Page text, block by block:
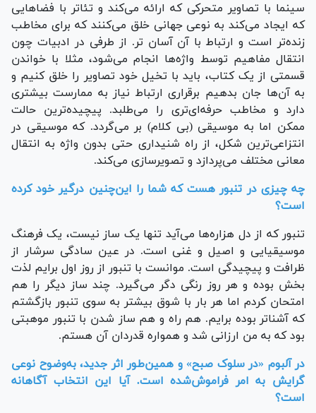
سینما با تصاویر متحرکی که ارائه می‌کند و تئاتر با فضاهایی
که ایجاد می‌کند به نوعی جهانی خلق می‌کنند که برای مخاطب
زنده‌تر است و ارتباط با آن آسان تر. از طرفی در ادبیات چون
انتقال مفاهیم توسط واژه‌ها انجام می‌شود، مثلا با خواندن
قسمتی از یک کتاب، باید با تخیل خود تصاویر را خلق کنیم و
به آن‌ها جان بدهیم برقراری ارتباط نیاز به ممارست بیشتری
دارد و مخاطب حرفه‌ای‌تری را می‌طلبد. پیچیده‌ترین حالت
ممکن اما به موسیقی (بی کلام) بر می‌گردد. که موسیقی در
انتزاعی‌ترین شکل، از راه شنیداری حتی بدون واژه به انتقال
معانی مختلف می‌پردازد و تصویرسازی می‌کند.
چه چیزی در تنبور هست که شما را این‌چنین درگیر خود کرده
است؟
تنبور که از دل هزاره‌ها می‌آید تنها یک ساز نیست، یک فرهنگ
موسیقیایی و اصیل و غنی است. در عین سادگی سرشار از
ظرافت و پیچیدگی است. موانست با تنبور از روز اول برایم لذت
بخش بوده و هر روز رنگی دگر می‌گیرد. چند ساز دیگر را هم
امتحان کردم اما هر بار با شوق بیشتر به سوی تنبور بازگشتم
که آشناتر بوده برایم. هم راه و هم ساز شدن با تنبور موهبتی
بود که به من ارزانی شد و همواره قدردان آن هستم.
در آلبوم «در سلوک صبح» و همین‌طور اثر جدید، به‌وضوح نوعی
گرایش به امر فراموش‌شده است. آیا این انتخاب آگاهانه
است؟